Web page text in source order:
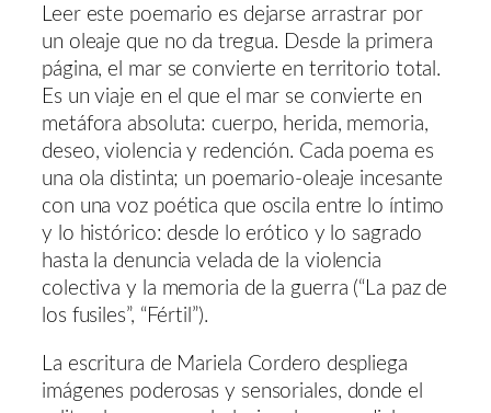
Leer este poemario es dejarse arrastrar por
un oleaje que no da tregua. Desde la primera
página, el mar se convierte en territorio total.
Es un viaje en el que el mar se convierte en
metáfora absoluta: cuerpo, herida, memoria,
deseo, violencia y redención. Cada poema es
una ola distinta; un poemario-oleaje incesante
con una voz poética que oscila entre lo íntimo
y lo histórico: desde lo erótico y lo sagrado
hasta la denuncia velada de la violencia
colectiva y la memoria de la guerra (“La paz de
los fusiles”, “Fértil”).
La escritura de Mariela Cordero despliega
imágenes poderosas y sensoriales, donde el